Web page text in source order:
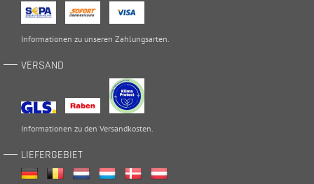
Informationen zu unseren Zahlungsarten.
VERSAND
Informationen zu den Versandkosten.
LIEFERGEBIET